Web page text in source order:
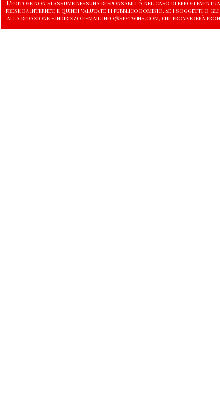
L'editore non si assume nessuna responsabilità nel caso di errori
prese da Internet, e quindi valutate di pubblico dominio. Se i soggetti
alla redazione - indirizzo e-mail info@spytwins.com, che provvederà